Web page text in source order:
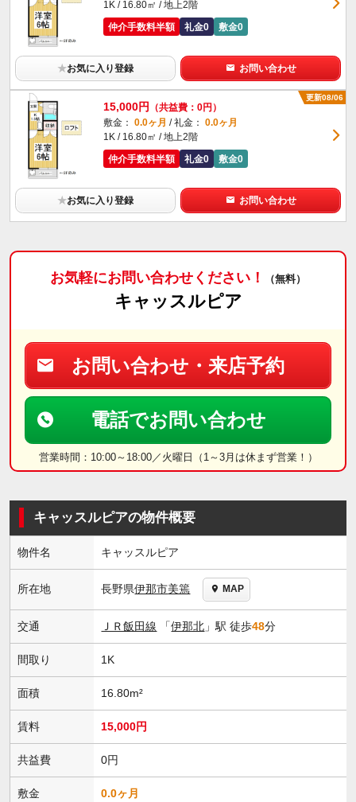
1K / 16.80㎡ / 地上2階
仲介手数料半額
礼金0 敷金0
★お気に入り登録 お問い合わせ
更新08/06
15,000円
（共益費：0円）
敷金： 0.0ヶ月 / 礼金： 0.0ヶ月
1K / 16.80㎡ / 地上2階
仲介手数料半額
礼金0 敷金0
★お気に入り登録 お問い合わせ
お気軽にお問い合わせください！ （無料）
キャッスルピア
お問い合わせ・来店予約
電話でお問い合わせ
営業時間：10:00～18:00／火曜日（1～3月は休まず営業！）
キャッスルピアの物件概要
物件名 キャッスルピア
所在地 長野県伊那市美篶 MAP
交通 ＪＲ飯田線 「伊那北 」駅 徒歩48分
間取り 1K
面積 16.80m²
賃料 15,000円
共益費 0円
敷金 0.0ヶ月